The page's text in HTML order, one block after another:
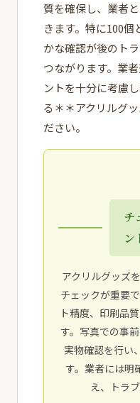
質を確保し、業者
きます。特に100
かな確認が後のト
つながります。業
ントを十分に考慮
る＊＊アクリルグ
ださい。
チ
ン
アクリルグッズ
チェックが重要
ト精度、印刷品
す。写真での事
実物確認を行い
す。業者には明
え、トラ